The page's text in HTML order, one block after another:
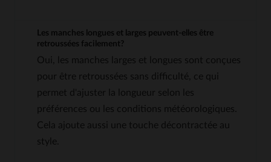
Les manches longues et larges peuvent-elles être
retroussées facilement?
Oui, les manches larges et longues sont conçues
pour être retroussées sans difficulté, ce qui
permet d'ajuster la longueur selon les
préférences ou les conditions météorologiques.
Cela ajoute aussi une touche décontractée au
style.